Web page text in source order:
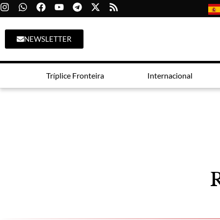
NEWSLETTER
Tríplice Fronteira Internacional